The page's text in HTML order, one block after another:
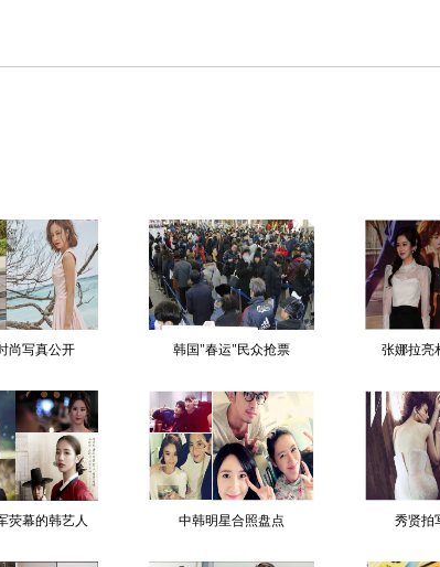
尚写真公开 韩国"春运"民众抢票 张娜拉亮
荧幕的韩艺人 中韩明星合照盘点 秀贤拍